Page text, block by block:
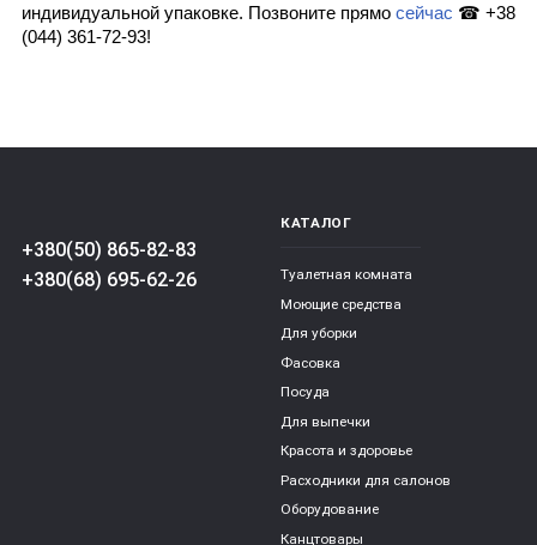
индивидуальной упаковке. Позвоните прямо сейчас ☎ +38
(044) 361-72-93!
+380(50) 865-82-83
+380(68) 695-62-26
КАТАЛОГ
Туалетная комната
Моющие средства
Для уборки
Фасовка
Посуда
Для выпечки
Красота и здоровье
Расходники для салонов
Оборудование
Канцтовары